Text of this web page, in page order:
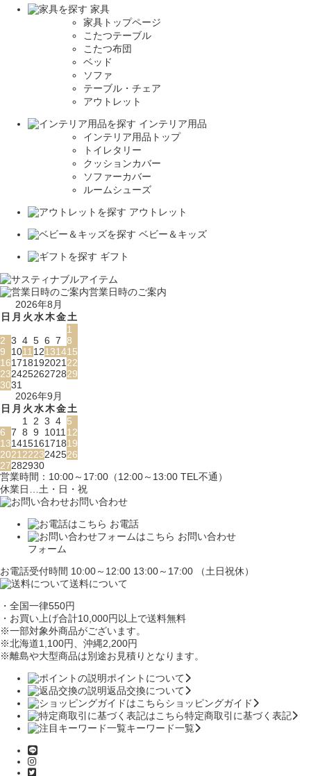
家具
家具トップページ
こたつテーブル
こたつ布団
ベッド
ソファ
テーブル・チェア
アウトレット
インテリア用品
インテリア用品トップ
トイレタリー
クッションカバー
ソファーカバー
ルームシューズ
アウトレット
ベビー＆キッズ
ギフト
営業日時のご案内
2026年8月
日 月 火水木金土
1
2 3 4 5 6 7 8
9
1011 12131415
161718192021 22
23242526272829
3031
2026年9月
日 月 火水木金土
1
2 3 4 5
6 7 8 9 1011 12
13141516171819
2021 2223242526
27282930
営業時間：10:00～17:00（12:00～13:00 TEL不通）
休業日…土・日・祝
お問い合わせ
お電話
お問い合わせ
フォーム
お電話受付時間 10:00～12:00 13:00～17:00 （土日祝休）
送料について
・全国一律550円
・お買い上げ合計10,000円 以上で送料無料
※一部対象外商品がございます。
※北海道1,100円
、沖縄2,200円
※離島や大型商品は別途お見積りとなります。
ポイントについて
返品交換について
ショッピングガイド
特定商取引に基づく表記
キーワード一覧